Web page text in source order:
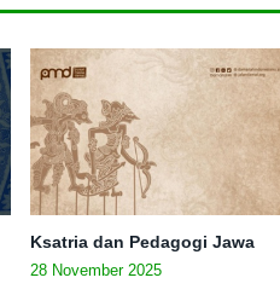
Ksatria dan Pedagogi Jawa
28 November 2025